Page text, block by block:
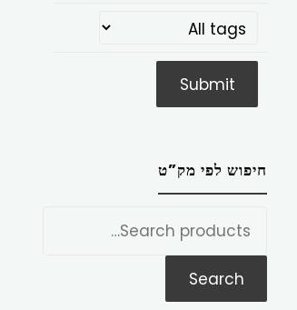
חיפוש לפי מק”ט
Search